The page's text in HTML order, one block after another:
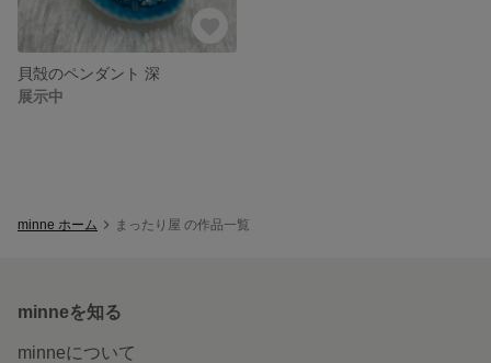
貝殻のペンダント 深
展示中
minne ホーム まったり屋 の作品一覧
minneを知る
minneについて